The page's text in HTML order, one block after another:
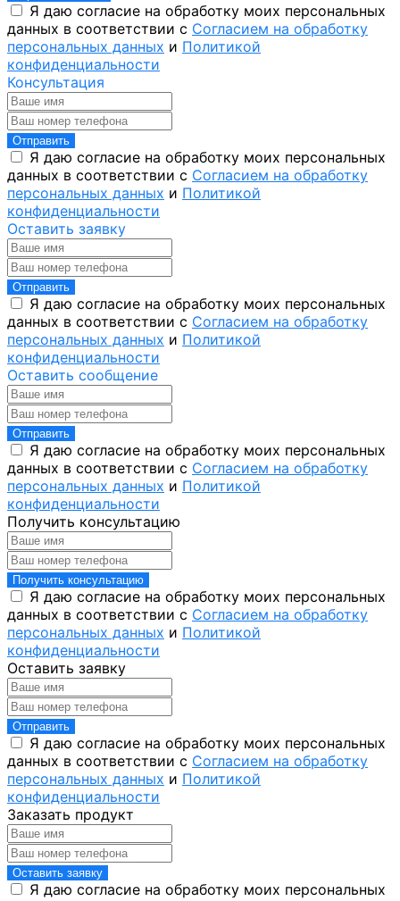
Я даю согласие на обработку моих персональных
данных в соответствии с Согласием на обработку
персональных данных и Политикой
конфиденциальности
Консультация
Отправить
Я даю согласие на обработку моих персональных
данных в соответствии с Согласием на обработку
персональных данных и Политикой
конфиденциальности
Оставить заявку
Отправить
Я даю согласие на обработку моих персональных
данных в соответствии с Согласием на обработку
персональных данных и Политикой
конфиденциальности
Оставить сообщение
Отправить
Я даю согласие на обработку моих персональных
данных в соответствии с Согласием на обработку
персональных данных и Политикой
конфиденциальности
Получить консультацию
Получить консультацию
Я даю согласие на обработку моих персональных
данных в соответствии с Согласием на обработку
персональных данных и Политикой
конфиденциальности
Оставить заявку
Отправить
Я даю согласие на обработку моих персональных
данных в соответствии с Согласием на обработку
персональных данных и Политикой
конфиденциальности
Заказать продукт
Оставить заявку
Я даю согласие на обработку моих персональных